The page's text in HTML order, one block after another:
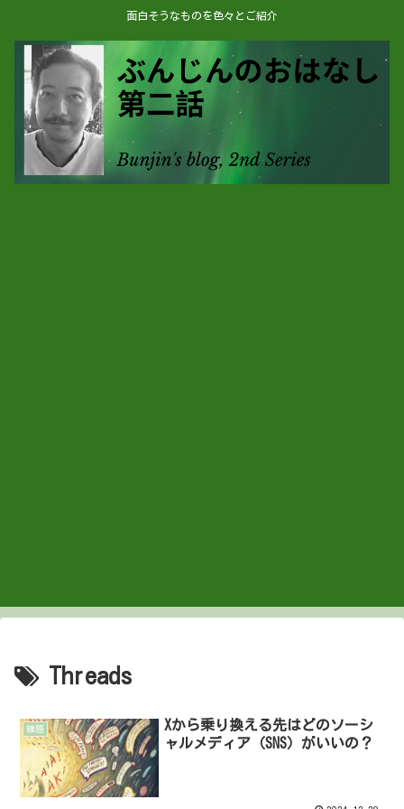
面白そうなものを色々とご紹介
Threads
雑感
Xから乗り換える先はどのソーシ
ャルメディア（SNS）がいいの？